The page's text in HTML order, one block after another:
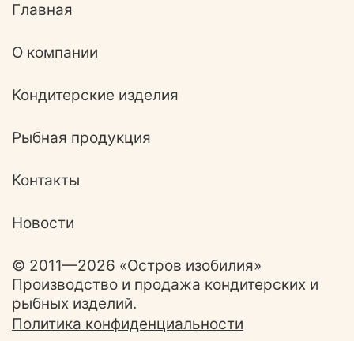
© 2011—2026 «Остров изобилия»
Производство и продажа кондитерских и
рыбных изделий.
Политика конфиденциальности
Главная
О компании
Кондитерские изделия
Рыбная продукция
Контакты
Новости